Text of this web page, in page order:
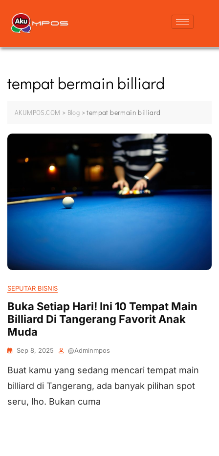
tempat bermain billiard
AKUMPOS.COM > Blog >tempat bermain billiard
SEPUTAR BISNIS
Buka Setiap Hari! Ini 10 Tempat Main
Billiard Di Tangerang Favorit Anak
Muda
Sep 8, 2025 @adminmpos
Buat kamu yang sedang mencari tempat main
billiard di Tangerang, ada banyak pilihan spot
seru, lho. Bukan cuma